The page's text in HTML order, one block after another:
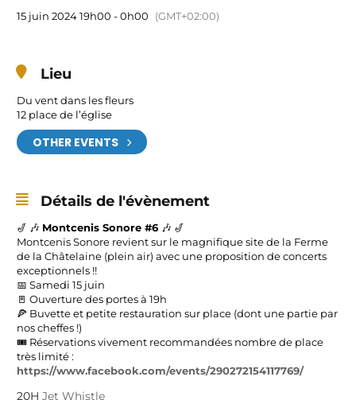
15 juin 2024 19h00 - 0h00 (GMT+02:00)
Lieu
Du vent dans les fleurs
12 place de l’église
OTHER EVENTS
Détails de l'évènement
🎷 🎶 Montcenis Sonore #6 🎶 🎷
Montcenis Sonore revient sur le magnifique site de la Ferme
de la Châtelaine (plein air) avec une proposition de concerts
exceptionnels !!
📅 Samedi 15 juin
🚪 Ouverture des portes à 19h
🍕 Buvette et petite restauration sur place (dont une partie par
nos cheffes !)
🎟️ Réservations vivement recommandées nombre de place
très limité :
https://www.facebook.com/events/290272154117769/
20H Jet Whistle